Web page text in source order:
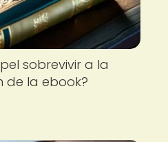
sobrevivir a la
de la ebook?